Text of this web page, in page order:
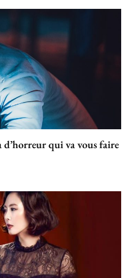
d’horreur qui va vous faire